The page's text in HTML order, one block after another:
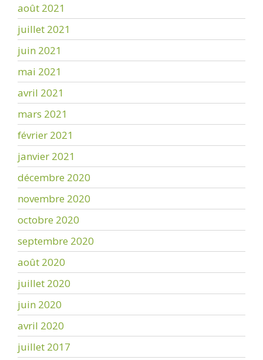
août 2021
juillet 2021
juin 2021
mai 2021
avril 2021
mars 2021
février 2021
janvier 2021
décembre 2020
novembre 2020
octobre 2020
septembre 2020
août 2020
juillet 2020
juin 2020
avril 2020
juillet 2017